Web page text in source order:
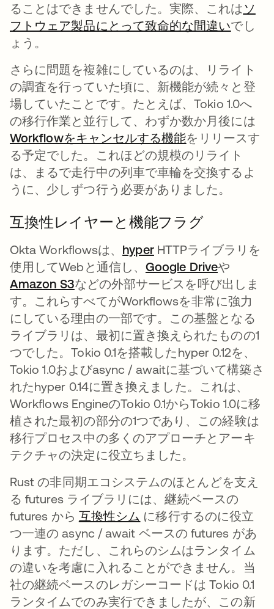
ることはできませんでした。実際、これは ソ
フトウェア製品にとって致命的な間違い新しい
でし
ょう。
さらに問題を複雑にしているのは、リライト
の調査を行っていた頃に、新機能が続々と登
場していたことです。たとえば、Tokio 1.0へ
の移行作業と並行して、わずか数か月後には
Workflowをキャンセルする機能新しいタブで
をリリースす
る予定でした。これほどの規模のリライト
は、まるで走行中の列車で車輪を交換するよ
うに、少しずつ行う必要がありました。
互換性レイヤーと機能フラグ
Okta Workflowsは、 hyper新しいタブで開く
HTTPライブラリを
使用してWebと通信し、 Google Drive新しいタ
や
Amazon S3新しいタブで開く
などの外部サービスを呼び出しま
す。これらすべてがWorkflowsを非常に強力
にしている理由の一部です。この基盤となる
ライブラリは、最初に置き換えられたものの1
つでした。Tokio 0.1を搭載したhyper 0.12を、
Tokio 1.0およびasync / awaitに基づいて構築さ
れたhyper 0.14に置き換えました。これは、
Workflows EngineのTokio 0.1からTokio 1.0に移
植された最初の部分の1つであり、この経験は
移行プロセス中の多くのアプローチとアーキ
テクチャの決定に役立ちました。
Rust の非同期エコシステムのほとんどを支え
る futures ライブラリには、継続ベースの
futures から 互換性シム 新しいタブで開く
に移行するのに役立
つ一連の async / await ベースの futures があ
ります。ただし、これらのシムはランタイム
の違いを考慮に入れることができません。当
社の継続ベースのレガシーコードは Tokio 0.1
ランタイムでのみ実行できましたが、この新